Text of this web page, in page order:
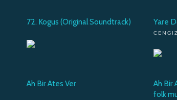
72. Kogus (Original Soundtrack) Yare
Ah Bir Ates Ver
Ah Bir
folk